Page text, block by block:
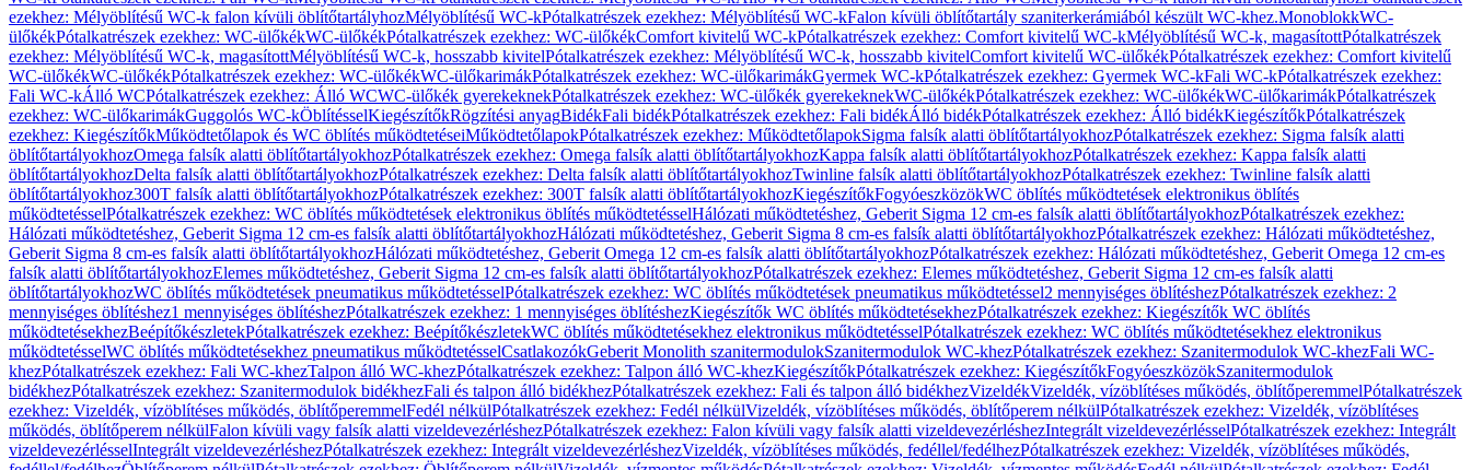
ezekhez: Mélyöblítésű WC-k falon kívüli öblítőtartályhozMélyöblítésű WC-kPótalkatrészek ezekhez: Mélyöblítésű WC-kFalon kívüli öblítőtartály szaniterkerámiából készült WC-khez.MonoblokkWC-
ülőkékPótalkatrészek ezekhez: WC-ülőkékWC-ülőkékPótalkatrészek ezekhez: WC-ülőkékComfort kivitelű WC-kPótalkatrészek ezekhez: Comfort kivitelű WC-kMélyöblítésű WC-k, magasítottPótalkatrészek
ezekhez: Mélyöblítésű WC-k, magasítottMélyöblítésű WC-k, hosszabb kivitelPótalkatrészek ezekhez: Mélyöblítésű WC-k, hosszabb kivitelComfort kivitelű WC-ülőkékPótalkatrészek ezekhez: Comfort kivitelű
WC-ülőkékWC-ülőkékPótalkatrészek ezekhez: WC-ülőkékWC-ülőkarimákPótalkatrészek ezekhez: WC-ülőkarimákGyermek WC-kPótalkatrészek ezekhez: Gyermek WC-kFali WC-kPótalkatrészek ezekhez:
Fali WC-kÁlló WCPótalkatrészek ezekhez: Álló WCWC-ülőkék gyerekeknekPótalkatrészek ezekhez: WC-ülőkék gyerekeknekWC-ülőkékPótalkatrészek ezekhez: WC-ülőkékWC-ülőkarimákPótalkatrészek
ezekhez: WC-ülőkarimákGuggolós WC-kÖblítésselKiegészítőkRögzítési anyagBidékFali bidékPótalkatrészek ezekhez: Fali bidékÁlló bidékPótalkatrészek ezekhez: Álló bidékKiegészítőkPótalkatrészek
ezekhez: KiegészítőkMűködtetőlapok és WC öblítés működtetéseiMűködtetőlapokPótalkatrészek ezekhez: MűködtetőlapokSigma falsík alatti öblítőtartályokhozPótalkatrészek ezekhez: Sigma falsík alatti
öblítőtartályokhozOmega falsík alatti öblítőtartályokhozPótalkatrészek ezekhez: Omega falsík alatti öblítőtartályokhozKappa falsík alatti öblítőtartályokhozPótalkatrészek ezekhez: Kappa falsík alatti
öblítőtartályokhozDelta falsík alatti öblítőtartályokhozPótalkatrészek ezekhez: Delta falsík alatti öblítőtartályokhozTwinline falsík alatti öblítőtartályokhozPótalkatrészek ezekhez: Twinline falsík alatti
öblítőtartályokhoz300T falsík alatti öblítőtartályokhozPótalkatrészek ezekhez: 300T falsík alatti öblítőtartályokhozKiegészítőkFogyóeszközökWC öblítés működtetések elektronikus öblítés
működtetésselPótalkatrészek ezekhez: WC öblítés működtetések elektronikus öblítés működtetésselHálózati működtetéshez, Geberit Sigma 12 cm-es falsík alatti öblítőtartályokhozPótalkatrészek ezekhez:
Hálózati működtetéshez, Geberit Sigma 12 cm-es falsík alatti öblítőtartályokhozHálózati működtetéshez, Geberit Sigma 8 cm-es falsík alatti öblítőtartályokhozPótalkatrészek ezekhez: Hálózati működtetéshez,
Geberit Sigma 8 cm-es falsík alatti öblítőtartályokhozHálózati működtetéshez, Geberit Omega 12 cm-es falsík alatti öblítőtartályokhozPótalkatrészek ezekhez: Hálózati működtetéshez, Geberit Omega 12 cm-es
falsík alatti öblítőtartályokhozElemes működtetéshez, Geberit Sigma 12 cm-es falsík alatti öblítőtartályokhozPótalkatrészek ezekhez: Elemes működtetéshez, Geberit Sigma 12 cm-es falsík alatti
öblítőtartályokhozWC öblítés működtetések pneumatikus működtetésselPótalkatrészek ezekhez: WC öblítés működtetések pneumatikus működtetéssel2 mennyiséges öblítéshezPótalkatrészek ezekhez: 2
mennyiséges öblítéshez1 mennyiséges öblítéshezPótalkatrészek ezekhez: 1 mennyiséges öblítéshezKiegészítők WC öblítés működtetésekhezPótalkatrészek ezekhez: Kiegészítők WC öblítés
működtetésekhezBeépítőkészletekPótalkatrészek ezekhez: BeépítőkészletekWC öblítés működtetésekhez elektronikus működtetésselPótalkatrészek ezekhez: WC öblítés működtetésekhez elektronikus
működtetésselWC öblítés működtetésekhez pneumatikus működtetésselCsatlakozókGeberit Monolith szanitermodulokSzanitermodulok WC-khezPótalkatrészek ezekhez: Szanitermodulok WC-khezFali WC-
khezPótalkatrészek ezekhez: Fali WC-khezTalpon álló WC-khezPótalkatrészek ezekhez: Talpon álló WC-khezKiegészítőkPótalkatrészek ezekhez: KiegészítőkFogyóeszközökSzanitermodulok
bidékhezPótalkatrészek ezekhez: Szanitermodulok bidékhezFali és talpon álló bidékhezPótalkatrészek ezekhez: Fali és talpon álló bidékhezVizeldékVizeldék, vízöblítéses működés, öblítőperemmelPótalkatrészek
ezekhez: Vizeldék, vízöblítéses működés, öblítőperemmelFedél nélkülPótalkatrészek ezekhez: Fedél nélkülVizeldék, vízöblítéses működés, öblítőperem nélkülPótalkatrészek ezekhez: Vizeldék, vízöblítéses
működés, öblítőperem nélkülFalon kívüli vagy falsík alatti vizeldevezérléshezPótalkatrészek ezekhez: Falon kívüli vagy falsík alatti vizeldevezérléshezIntegrált vizeldevezérlésselPótalkatrészek ezekhez: Integrált
vizeldevezérlésselIntegrált vizeldevezérléshezPótalkatrészek ezekhez: Integrált vizeldevezérléshezVizeldék, vízöblítéses működés, fedéllel/fedélhezPótalkatrészek ezekhez: Vizeldék, vízöblítéses működés,